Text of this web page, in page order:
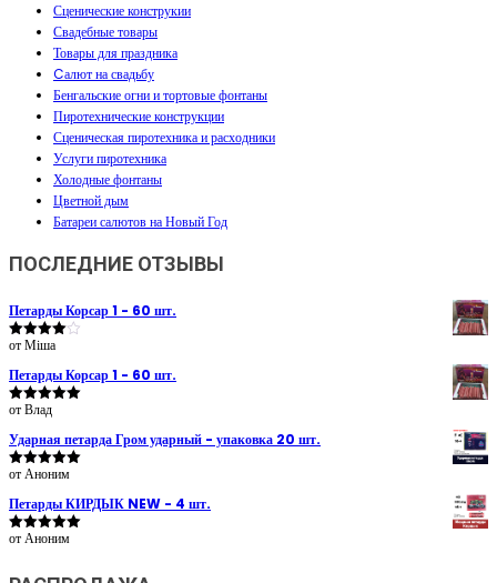
Сценические конструкии
Свадебные товары
Товары для праздника
Cалют на свадьбу
Бенгальские огни и тортовые фонтаны
Пиротехнические конструкции
Сценическая пиротехника и расходники
Услуги пиротехника
Холодные фонтаны
Цветной дым
Батареи салютов на Новый Год
ПОСЛЕДНИЕ ОТЗЫВЫ
Петарды Корсар 1 - 60 шт.
Оценка
от Міша
Петарды Корсар 1 - 60 шт.
Оценка
от Влад
Ударная петарда Гром ударный - упаковка 20 шт.
Оценка5
от Аноним
Петарды КИРДЫК NEW - 4 шт.
Оценка5
от Аноним